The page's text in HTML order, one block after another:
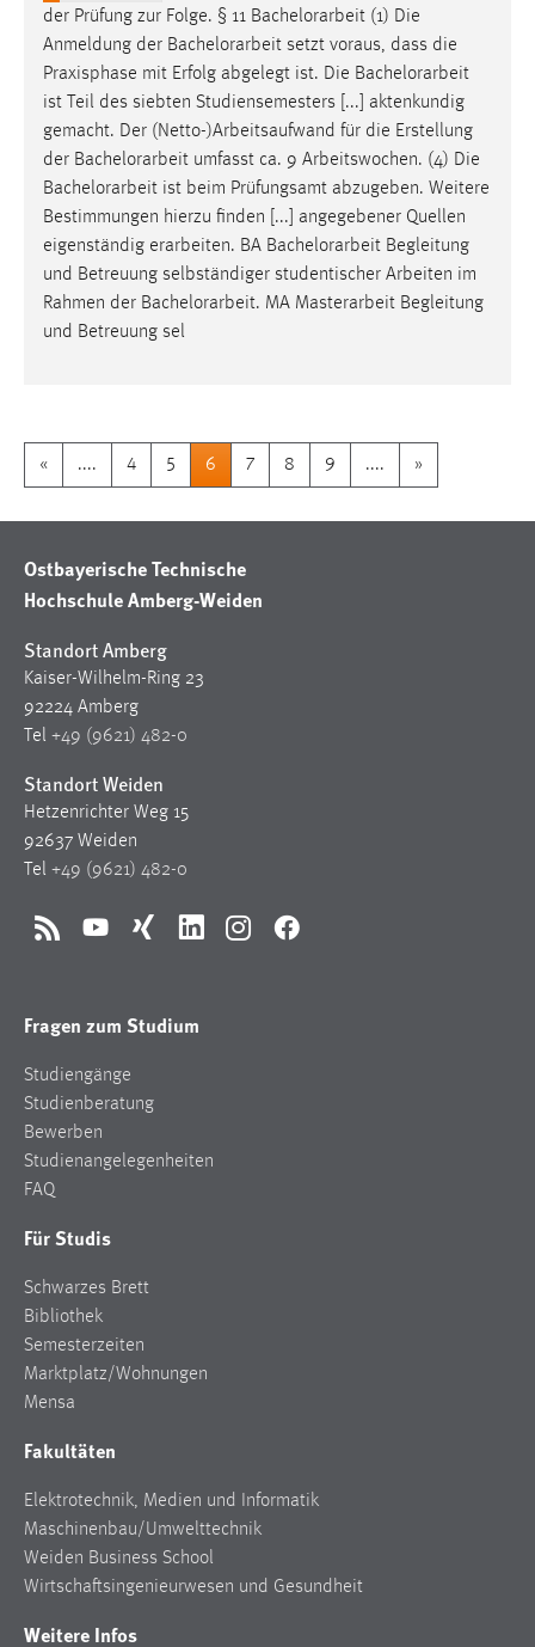
der Prüfung zur Folge. § 11 Bachelorarbeit (1) Die
Anmeldung der Bachelorarbeit setzt voraus, dass die
Praxisphase mit Erfolg abgelegt ist. Die Bachelorarbeit
ist Teil des siebten Studiensemesters [...] aktenkundig
gemacht. Der (Netto-)Arbeitsaufwand für die Erstellung
der Bachelorarbeit umfasst ca. 9 Arbeitswochen. (4) Die
Bachelorarbeit ist beim Prüfungsamt abzugeben. Weitere
Bestimmungen hierzu finden [...] angegebener Quellen
eigenständig erarbeiten. BA Bachelorarbeit Begleitung
und Betreuung selbständiger studentischer Arbeiten im
Rahmen der Bachelorarbeit. MA Masterarbeit Begleitung
und Betreuung sel
« .... 4 5 6 7 8 9 .... »
Ostbayerische Technische
Hochschule Amberg-Weiden
Standort Amberg
Kaiser-Wilhelm-Ring 23
92224 Amberg
Tel +49 (9621) 482-0
Standort Weiden
Hetzenrichter Weg 15
92637 Weiden
Tel +49 (9621) 482-0
RSS YouTubeXing LinkedInInstagramFacebook
Fragen zum Studium
Studiengänge
Studienberatung
Bewerben
Studienangelegenheiten
FAQ
Für Studis
Schwarzes Brett
Bibliothek
Semesterzeiten
Marktplatz/Wohnungen
Mensa
Fakultäten
Elektrotechnik, Medien und Informatik
Maschinenbau/Umwelttechnik
Weiden Business School
Wirtschaftsingenieurwesen und Gesundheit
Weitere Infos